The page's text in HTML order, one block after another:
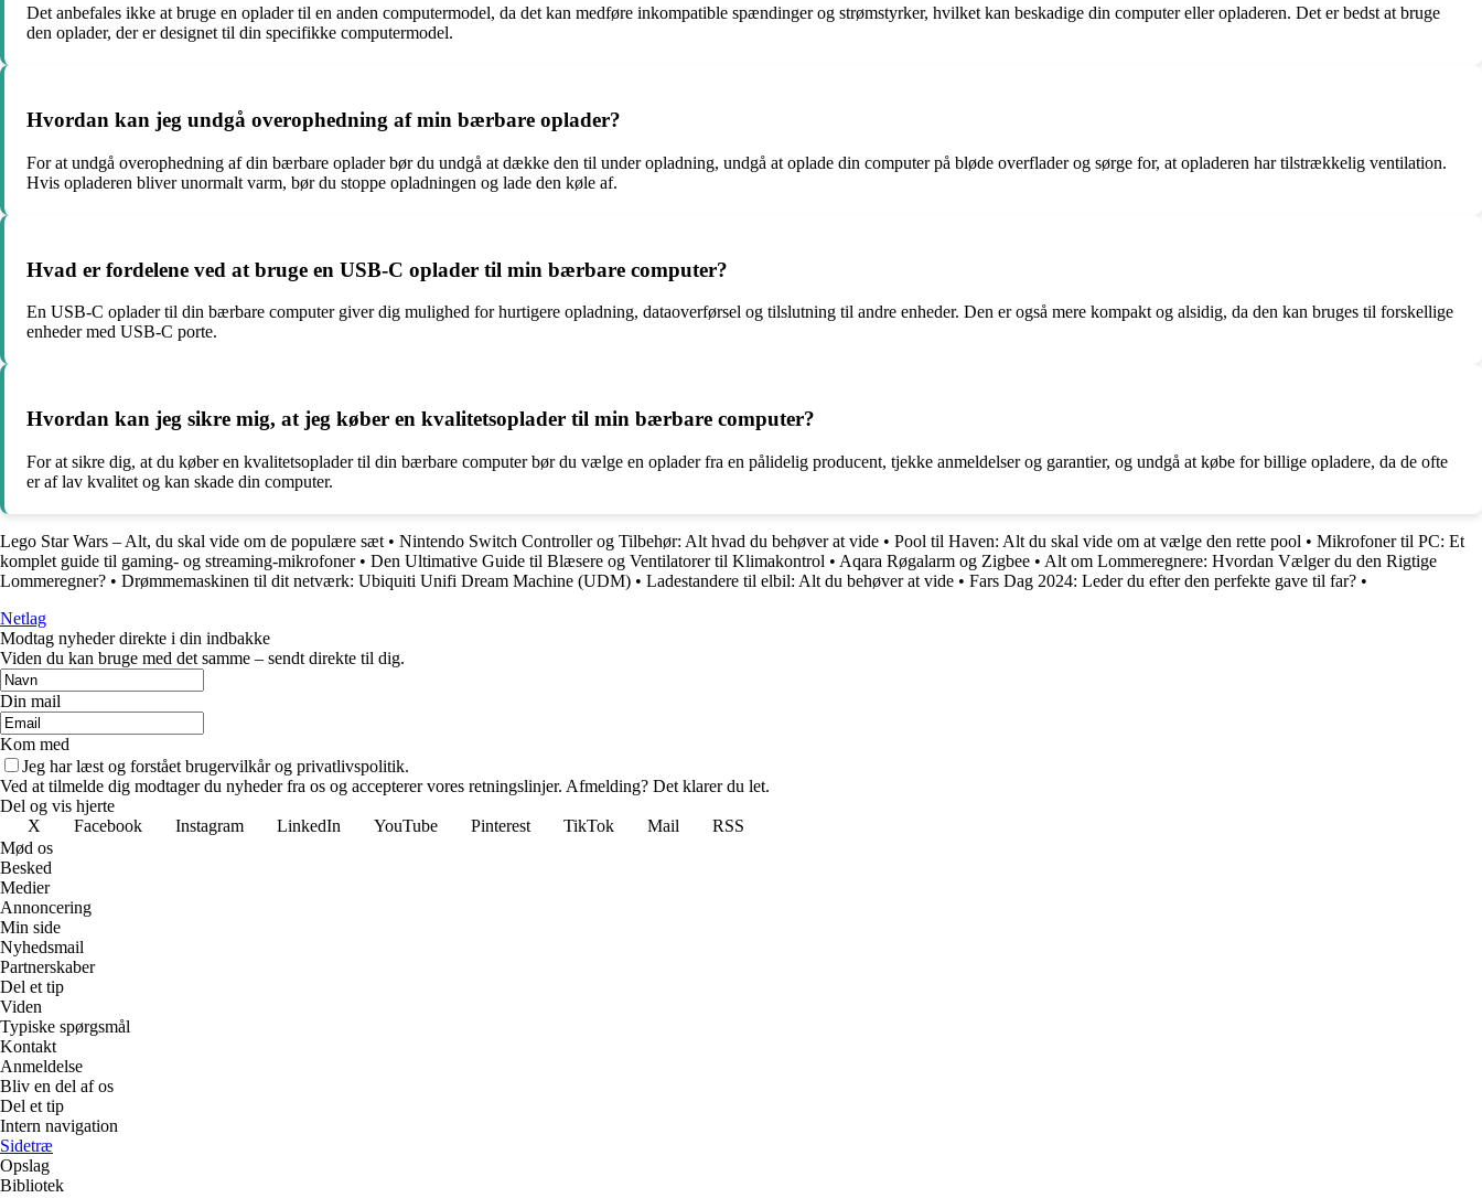
Det anbefales ikke at bruge en oplader til en anden computermodel, da det kan medføre inkompatible spændinger og strømstyrker, hvilket kan beskadige din computer eller opladeren. Det er bedst at bruge
den oplader, der er designet til din specifikke computermodel.
Hvordan kan jeg undgå overophedning af min bærbare oplader?
For at undgå overophedning af din bærbare oplader bør du undgå at dække den til under opladning, undgå at oplade din computer på bløde overflader og sørge for, at opladeren har tilstrækkelig ventilation.
Hvis opladeren bliver unormalt varm, bør du stoppe opladningen og lade den køle af.
Hvad er fordelene ved at bruge en USB-C oplader til min bærbare computer?
En USB-C oplader til din bærbare computer giver dig mulighed for hurtigere opladning, dataoverførsel og tilslutning til andre enheder. Den er også mere kompakt og alsidig, da den kan bruges til forskellige
enheder med USB-C porte.
Hvordan kan jeg sikre mig, at jeg køber en kvalitetsoplader til min bærbare computer?
For at sikre dig, at du køber en kvalitetsoplader til din bærbare computer bør du vælge en oplader fra en pålidelig producent, tjekke anmeldelser og garantier, og undgå at købe for billige opladere, da de ofte
er af lav kvalitet og kan skade din computer.
Lego Star Wars – Alt, du skal vide om de populære sæt • Nintendo Switch Controller og Tilbehør: Alt hvad du behøver at vide • Pool til Haven: Alt du skal vide om at vælge den rette pool • Mikrofoner til PC: Et
komplet guide til gaming- og streaming-mikrofoner• Den Ultimative Guide til Blæsere og Ventilatorer til Klimakontrol • Aqara Røgalarm og Zigbee • Alt om Lommeregnere: Hvordan Vælger du den Rigtige
Lommeregner? • Drømmemaskinen til dit netværk: Ubiquiti Unifi Dream Machine (UDM) • Ladestandere til elbil: Alt du behøver at vide • Fars Dag 2024: Leder du efter den perfekte gave til far? •
Netlag
Modtag nyheder direkte i din indbakke
Viden du kan bruge med det samme – sendt direkte til dig.
Din mail
Kom med
Jeg har læst og forstået brugervilkår og privatlivspolitik.
Ved at tilmelde dig modtager du nyheder fra os og accepterer vores retningslinjer. Afmelding? Det klarer du let.
Del og vis hjerte
X
Facebook Instagram LinkedIn YouTube Pinterest TikTok Mail
RSS
Mød os
Besked
Medier
Annoncering
Min side
Nyhedsmail
Partnerskaber
Del et tip
Viden
Typiske spørgsmål
Kontakt
Anmeldelse
Bliv en del af os
Del et tip
Intern navigation
Sidetræ
Opslag
Bibliotek